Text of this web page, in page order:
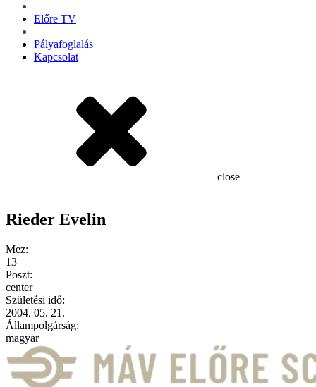
Előre TV
Pályafoglalás
Kapcsolat
close
Rieder Evelin
Mez:
13
Poszt:
center
Születési idő:
2004. 05. 21.
Állampolgárság:
magyar